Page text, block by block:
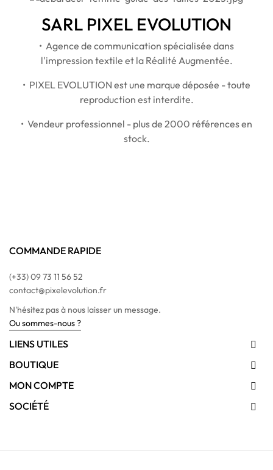
SARL PIXEL EVOLUTION
• Agence de communication spécialisée dans
l'impression textile et la Réalité Augmentée.
• PIXEL EVOLUTION est une marque déposée - toute
reproduction est interdite.
• Vendeur professionnel - plus de 2000 références en
stock.
COMMANDE RAPIDE
(+33) 09 73 11 56 52
contact@pixelevolution.fr
N'hésitez pas à nous laisser un message.
Ou sommes-nous ?
LIENS UTILES 
BOUTIQUE 
MON COMPTE 
SOCIÉTÉ 